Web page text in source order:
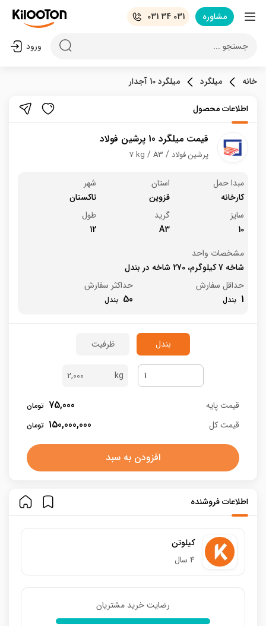
مشاوره 031 34 031
جستجو ... ورود
خانه میلگرد میلگرد 10 آجدار
اطلاعات محصول
قیمت میلگرد 10 پرشین فولاد
7 kg A3 پرشین فولاد
مبدا حمل
کارخانه
استان
قزوین
شهر
تاکستان
سایز
10
گرید
A3
طول
12
مشخصات واحد
شاخه 7 کیلوگرم، 270 شاخه در بندل
حداقل سفارش
1
حداکثر سفارش
50
بندل ظرفیت
2,000
قیمت پایه 75,000
قیمت کل 150,000,000
افزودن به سبد
اطلاعات فروشنده
کیلوتن
4 سال
رضایت خرید مشتریان